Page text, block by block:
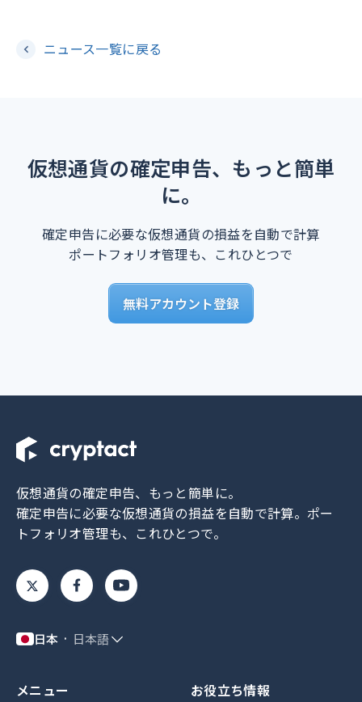
ニュース一覧に戻る
仮想通貨の確定申告、もっと簡単
に。
確定申告に必要な仮想通貨の損益を自動で計算
ポートフォリオ管理も、これひとつで
無料アカウント登録
仮想通貨の確定申告、もっと簡単に。
確定申告に必要な仮想通貨の損益を自動で計算。 ポー
トフォリオ管理も、これひとつで。
日本 日本語
メニュー お役立ち情報